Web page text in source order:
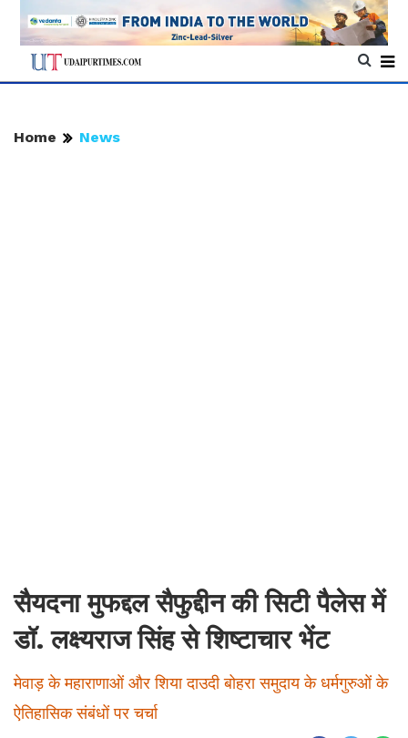
Home News
सैयदना मुफद्दल सैफुद्दीन की सिटी पैलेस में
डॉ. लक्ष्यराज सिंह से शिष्टाचार भेंट
मेवाड़ के महाराणाओं और शिया दाउदी बोहरा समुदाय के धर्मगुरुओं के
ऐतिहासिक संबंधों पर चर्चा